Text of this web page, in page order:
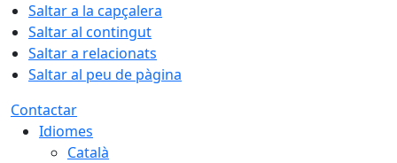
Saltar a la capçalera
Saltar al contingut
Saltar a relacionats
Saltar al peu de pàgina
Contactar
Idiomes
Català